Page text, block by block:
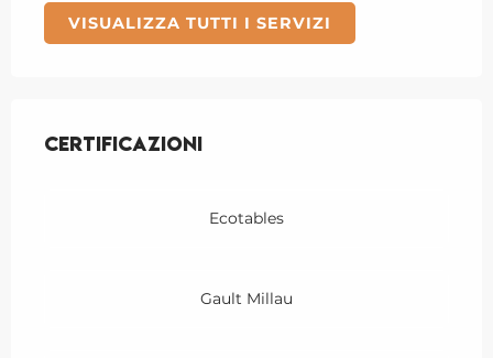
VISUALIZZA TUTTI I SERVIZI
Certificazioni
Certificazioni
Ecotables
Gault Millau